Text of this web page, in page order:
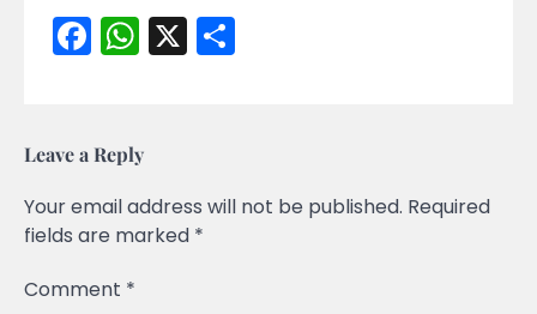
Facebook
WhatsApp
X
Leave a Reply
Your email address will not be published. Required
fields are marked *
Comment *